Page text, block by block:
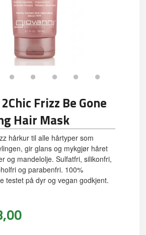
Frizz Be Gone
Hair Mask
hårkur til alle hårtyper som
gir glans og mykgjør håret
og mandelolje. Sulfatfri, silikonfri,
og parabenfri. 100%
testet på dyr og vegan godkjent.